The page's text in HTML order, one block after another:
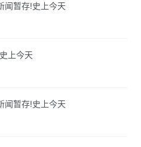
暂存!史上今天
上今天
暂存!史上今天